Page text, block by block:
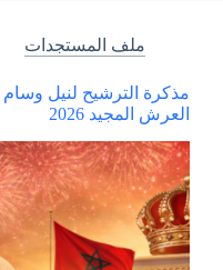
المعطيات
والمصادقة
الترشيح
لاجتياز
امتحانات
البكالوريا
2026
للمترشحين
الممدرسين
ملف المستجدات
مذكرة الترشيح لنيل
العرش المجيد 2026